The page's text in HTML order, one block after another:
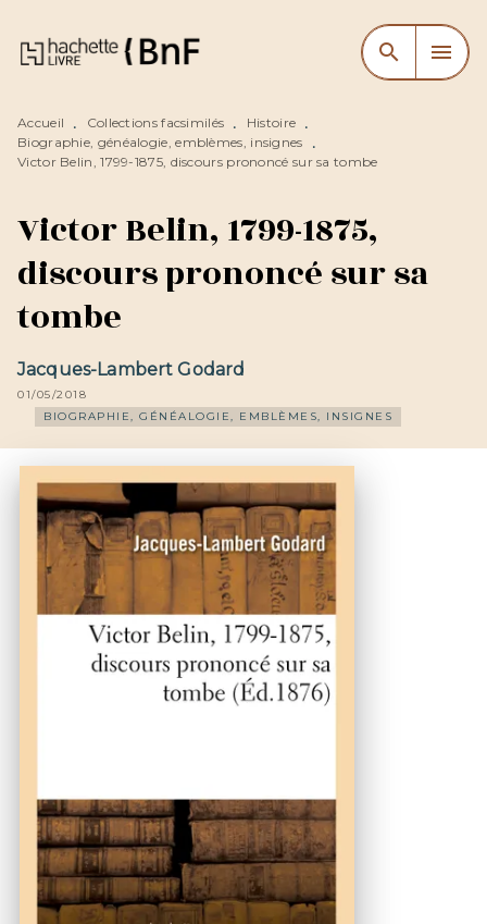
MENU RECHERCHE
CONTENU
search menu
Accueil • Collections facsimilés • Histoire •
Biographie, généalogie, emblèmes, insignes
•
Victor Belin, 1799-1875, discours prononcé sur sa tombe
Victor Belin, 1799-1875,
discours prononcé sur sa
tombe
Jacques-Lambert Godard
01/05/2018
BIOGRAPHIE, GÉNÉALOGIE, EMBLÈMES, INSIGNES